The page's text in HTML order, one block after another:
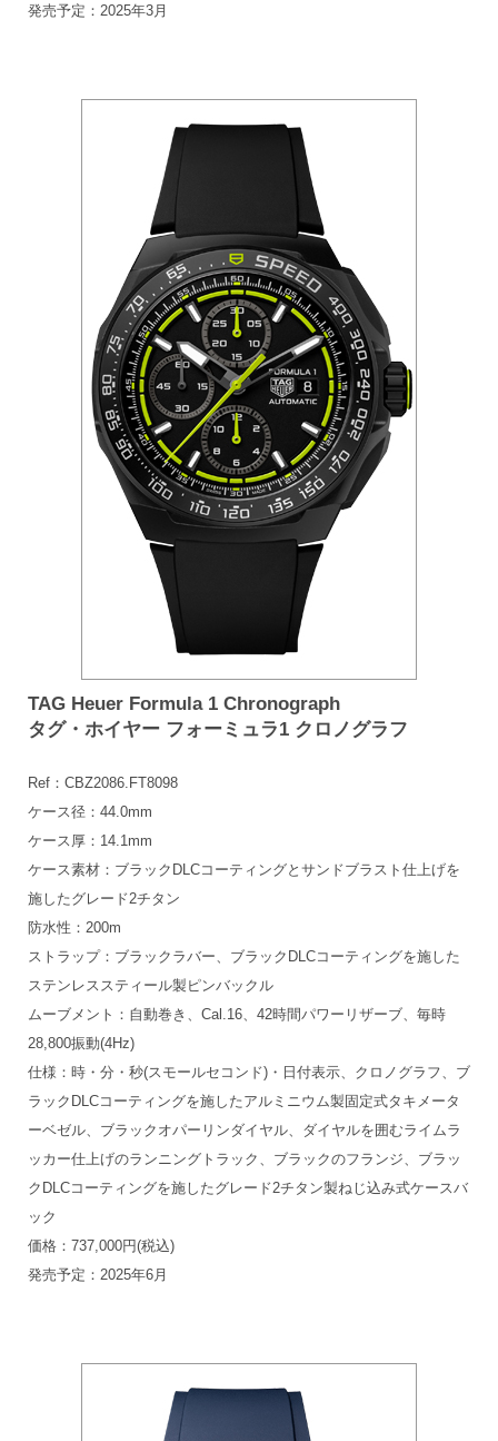
発売予定：2025年3月
TAG Heuer Formula 1 Chronograph
タグ・ホイヤー フォーミュラ1 クロノグラフ
Ref：CBZ2086.FT8098
ケース径：44.0mm
ケース厚：14.1mm
ケース素材：ブラックDLCコーティングとサンドブラスト仕上げを
施したグレード2チタン
防水性：200m
ストラップ：ブラックラバー、ブラックDLCコーティングを施した
ステンレススティール製ピンバックル
ムーブメント：自動巻き、Cal.16、42時間パワーリザーブ、毎時
28,800振動(4Hz)
仕様：時・分・秒(スモールセコンド)・日付表示、クロノグラフ、ブ
ラックDLCコーティングを施したアルミニウム製固定式タキメータ
ーベゼル、ブラックオパーリンダイヤル、ダイヤルを囲むライムラ
ッカー仕上げのランニングトラック、ブラックのフランジ、ブラッ
クDLCコーティングを施したグレード2チタン製ねじ込み式ケースバ
ック
価格：737,000円(税込)
発売予定：2025年6月